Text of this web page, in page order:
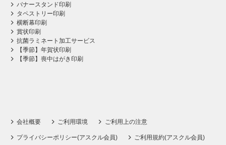
バナースタンド印刷
タペストリー印刷
横断幕印刷
賞状印刷
抗菌ラミネート加工サービス
【季節】年賀状印刷
【季節】喪中はがき印刷
会社概要 ご利用環境 ご利用上の注意
プライバシーポリシー(アスクル会員) ご利用規約(アスクル会員)